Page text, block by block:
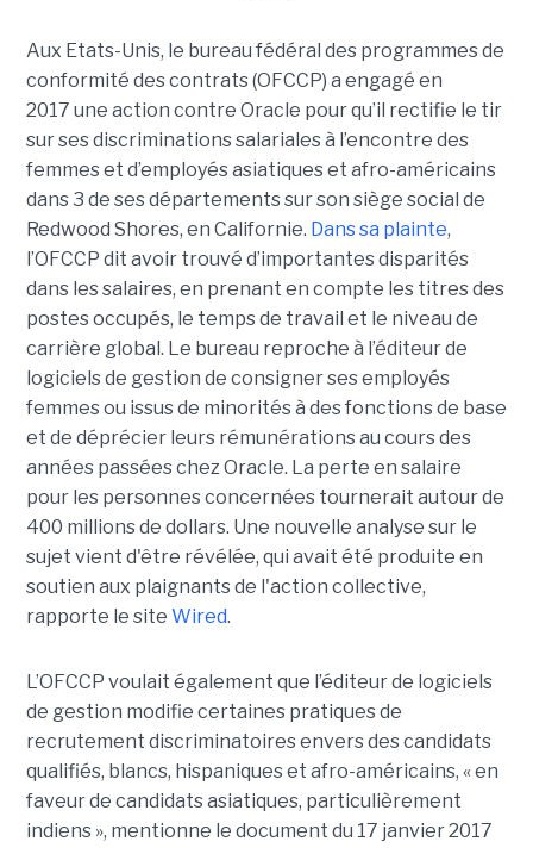
Aux Etats-Unis, le bureau fédéral des programmes de
conformité des contrats (OFCCP) a engagé en
2017 une action contre Oracle pour qu’il rectifie le tir
sur ses discriminations salariales à l’encontre des
femmes et d’employés asiatiques et afro-américains
dans 3 de ses départements sur son siège social de
Redwood Shores, en Californie. Dans sa plainte,
l’OFCCP dit avoir trouvé d’importantes disparités
dans les salaires, en prenant en compte les titres des
postes occupés, le temps de travail et le niveau de
carrière global. Le bureau reproche à l’éditeur de
logiciels de gestion de consigner ses employés
femmes ou issus de minorités à des fonctions de base
et de déprécier leurs rémunérations au cours des
années passées chez Oracle. La perte en salaire
pour les personnes concernées tournerait autour de
400 millions de dollars. Une nouvelle analyse sur le
sujet vient d'être révélée, qui avait été produite en
soutien aux plaignants de l'action collective,
rapporte le site Wired.
L’OFCCP voulait également que l’éditeur de logiciels
de gestion modifie certaines pratiques de
recrutement discriminatoires envers des candidats
qualifiés, blancs, hispaniques et afro-américains, « en
faveur de candidats asiatiques, particulièrement
indiens », mentionne le document du 17 janvier 2017